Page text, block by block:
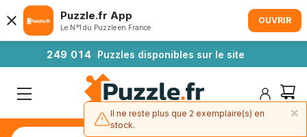
249 01 4 Puzzles disponibles sur le site
Puzzle.fr App
Le N°1 du Puzzle en France
OUVRIR
×
Il ne reste plus que 2 exemplaire(s) en
stock.